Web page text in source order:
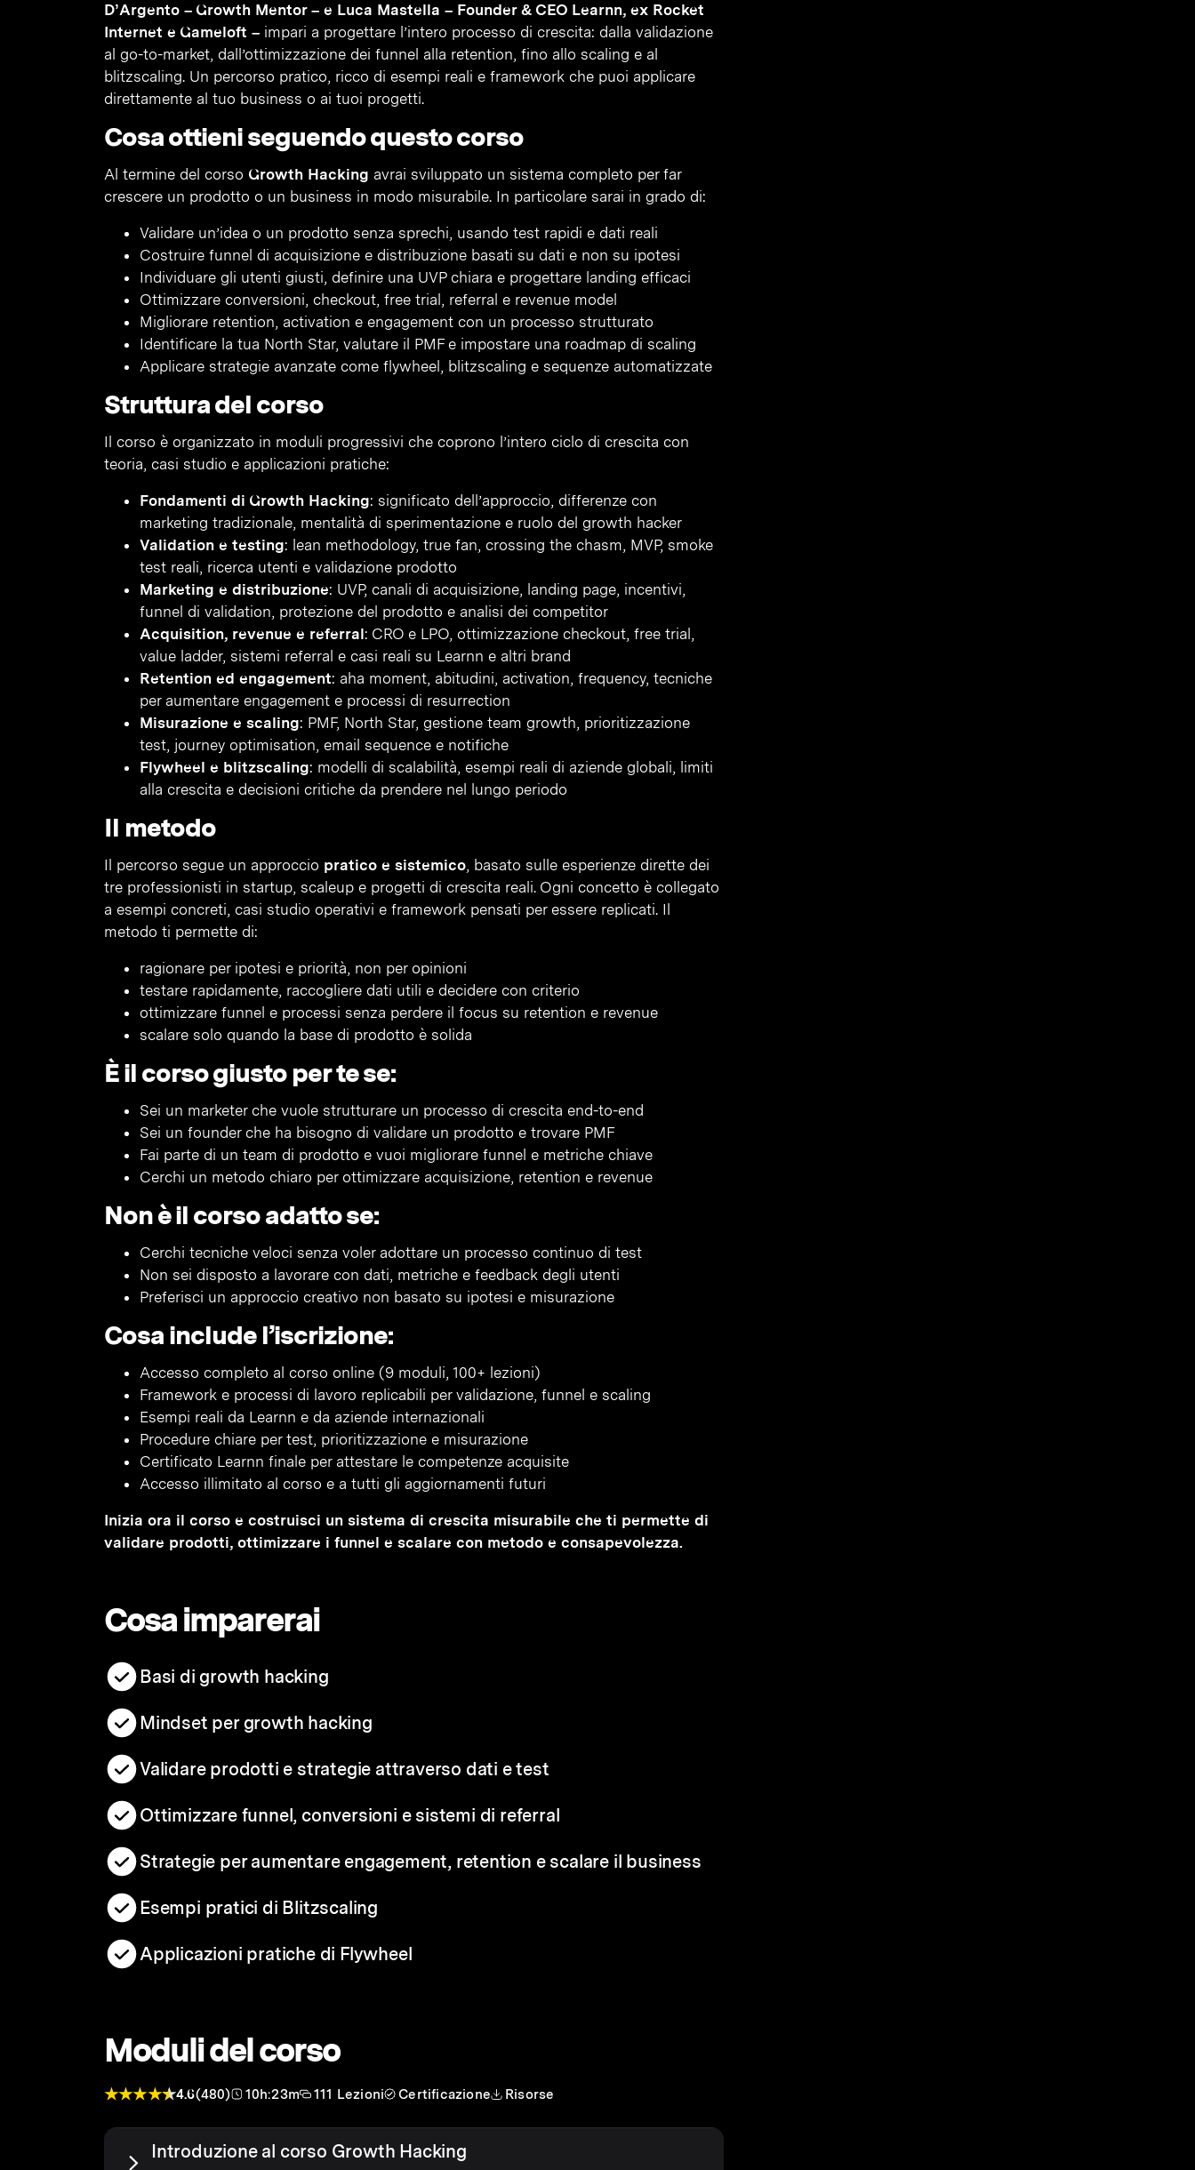
D’Argento – Growth Mentor – e Luca Mastella – Founder & CEO Learnn, ex Rocket
Internet e Gameloft – impari a progettare l’intero processo di crescita: dalla validazione
al go-to-market, dall’ottimizzazione dei funnel alla retention, fino allo scaling e al
blitzscaling. Un percorso pratico, ricco di esempi reali e framework che puoi applicare
direttamente al tuo business o ai tuoi progetti.
Cosa ottieni seguendo questo corso
Al termine del corso Growth Hacking avrai sviluppato un sistema completo per far
crescere un prodotto o un business in modo misurabile. In particolare sarai in grado di:
Validare un’idea o un prodotto senza sprechi, usando test rapidi e dati reali
Costruire funnel di acquisizione e distribuzione basati su dati e non su ipotesi
Individuare gli utenti giusti, definire una UVP chiara e progettare landing efficaci
Ottimizzare conversioni, checkout, free trial, referral e revenue model
Migliorare retention, activation e engagement con un processo strutturato
Identificare la tua North Star, valutare il PMF e impostare una roadmap di scaling
Applicare strategie avanzate come flywheel, blitzscaling e sequenze automatizzate
Struttura del corso
Il corso è organizzato in moduli progressivi che coprono l’intero ciclo di crescita con
teoria, casi studio e applicazioni pratiche:
Fondamenti di Growth Hacking: significato dell’approccio, differenze con
marketing tradizionale, mentalità di sperimentazione e ruolo del growth hacker
Validation e testing: lean methodology, true fan, crossing the chasm, MVP, smoke
test reali, ricerca utenti e validazione prodotto
Marketing e distribuzione: UVP, canali di acquisizione, landing page, incentivi,
funnel di validation, protezione del prodotto e analisi dei competitor
Acquisition, revenue e referral: CRO e LPO, ottimizzazione checkout, free trial,
value ladder, sistemi referral e casi reali su Learnn e altri brand
Retention ed engagement: aha moment, abitudini, activation, frequency, tecniche
per aumentare engagement e processi di resurrection
Misurazione e scaling: PMF, North Star, gestione team growth, prioritizzazione
test, journey optimisation, email sequence e notifiche
Flywheel e blitzscaling: modelli di scalabilità, esempi reali di aziende globali, limiti
alla crescita e decisioni critiche da prendere nel lungo periodo
Il metodo
Il percorso segue un approccio pratico e sistemico, basato sulle esperienze dirette dei
tre professionisti in startup, scaleup e progetti di crescita reali. Ogni concetto è collegato
a esempi concreti, casi studio operativi e framework pensati per essere replicati. Il
metodo ti permette di:
ragionare per ipotesi e priorità, non per opinioni
testare rapidamente, raccogliere dati utili e decidere con criterio
ottimizzare funnel e processi senza perdere il focus su retention e revenue
scalare solo quando la base di prodotto è solida
È il corso giusto per te se:
Sei un marketer che vuole strutturare un processo di crescita end-to-end
Sei un founder che ha bisogno di validare un prodotto e trovare PMF
Fai parte di un team di prodotto e vuoi migliorare funnel e metriche chiave
Cerchi un metodo chiaro per ottimizzare acquisizione, retention e revenue
Non è il corso adatto se:
Cerchi tecniche veloci senza voler adottare un processo continuo di test
Non sei disposto a lavorare con dati, metriche e feedback degli utenti
Preferisci un approccio creativo non basato su ipotesi e misurazione
Cosa include l’iscrizione:
Accesso completo al corso online (9 moduli, 100+ lezioni)
Framework e processi di lavoro replicabili per validazione, funnel e scaling
Esempi reali da Learnn e da aziende internazionali
Procedure chiare per test, prioritizzazione e misurazione
Certificato Learnn finale per attestare le competenze acquisite
Accesso illimitato al corso e a tutti gli aggiornamenti futuri
Inizia ora il corso e costruisci un sistema di crescita misurabile che ti permette di
validare prodotti, ottimizzare i funnel e scalare con metodo e consapevolezza.
Cosa imparerai
Basi di growth hacking
Mindset per growth hacking
Validare prodotti e strategie attraverso dati e test
Ottimizzare funnel, conversioni e sistemi di referral
Strategie per aumentare engagement, retention e scalare il business
Esempi pratici di Blitzscaling
Applicazioni pratiche di Flywheel
Moduli del corso
4.6(480) 10h:23m 111 Lezioni Certificazione Risorse
Introduzione al corso Growth Hacking